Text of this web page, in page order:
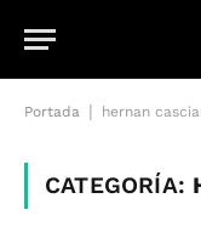
Portada hernan
CATEGORÍA: